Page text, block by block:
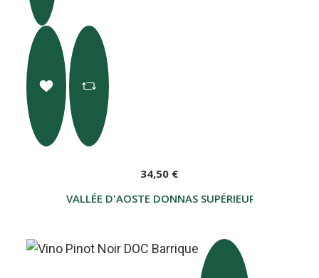
VALLÉE D'AOSTE DONNAS SUPÉRIEUR DOC
34,50 €